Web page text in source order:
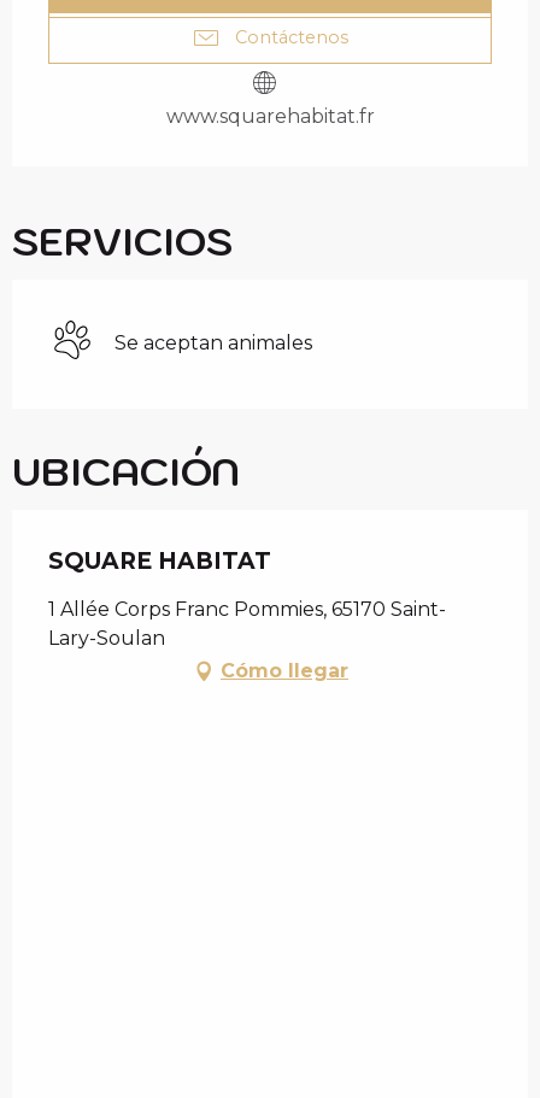
Contáctenos
www.squarehabitat.fr
SERVICIOS
Se aceptan animales
UBICACIÓN
SQUARE HABITAT
1 Allée Corps Franc Pommies, 65170 Saint-
Lary-Soulan
Cómo llegar